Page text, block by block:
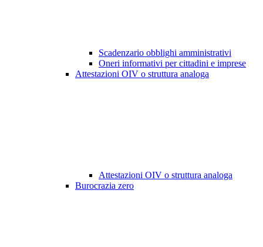
Scadenzario obblighi amministrativi
Oneri informativi per cittadini e imprese
Attestazioni OIV o struttura analoga
Attestazioni OIV o struttura analoga
Burocrazia zero